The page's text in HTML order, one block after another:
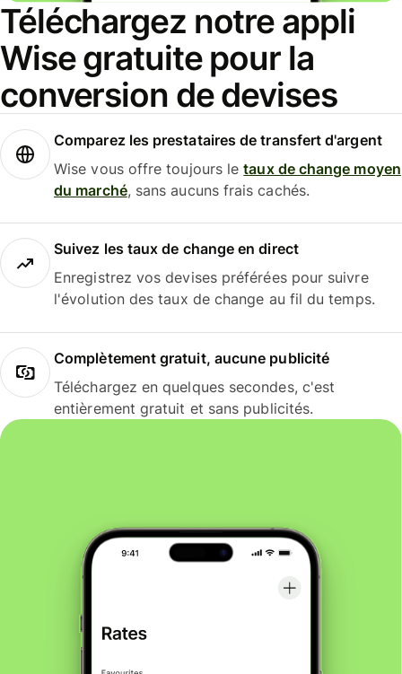
Téléchargez notre appli
Wise gratuite pour la
conversion de devises
Comparez les prestataires de transfert d'argent
Wise vous offre toujours letaux de change moyen
du marché, sans aucuns frais cachés.
Suivez les taux de change en direct
Enregistrez vos devises préférées pour suivre
l'évolution des taux de change au fil du temps.
Complètement gratuit, aucune publicité
Téléchargez en quelques secondes, c'est
entièrement gratuit et sans publicités.